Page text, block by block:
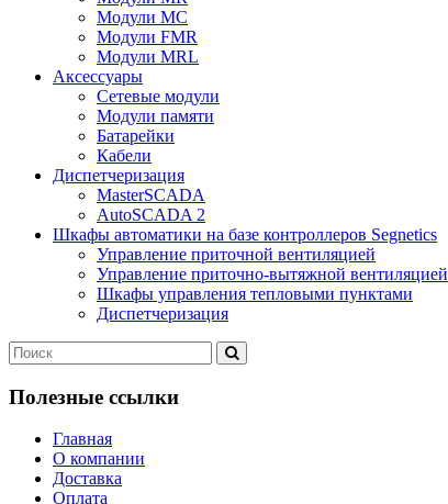
Модули MC
Модули FMR
Модули MRL
Аксеcсуары
Сетевые модули
Модули памяти
Батарейки
Кабели
Диспетчеризация
MasterSCADA
AutoSCADA 2
Шкафы автоматики на базе контроллеров Segnetics
Управление приточной вентиляцией
Управление приточно-вытяжной вентиляцией
Шкафы управления тепловыми пунктами
Диспетчеризация
Полезные ссылки
Главная
О компании
Доставка
Оплата